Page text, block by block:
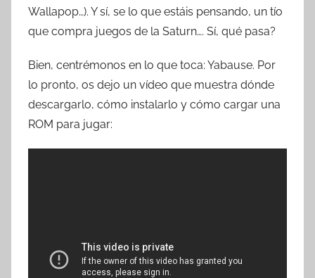
Wallapop…). Y sí, se lo que estáis pensando, un tío
que compra juegos de la Saturn…. Sí, qué pasa?
Bien, centrémonos en lo que toca: Yabause. Por
lo pronto, os dejo un vídeo que muestra dónde
descargarlo, cómo instalarlo y cómo cargar una
ROM para jugar: